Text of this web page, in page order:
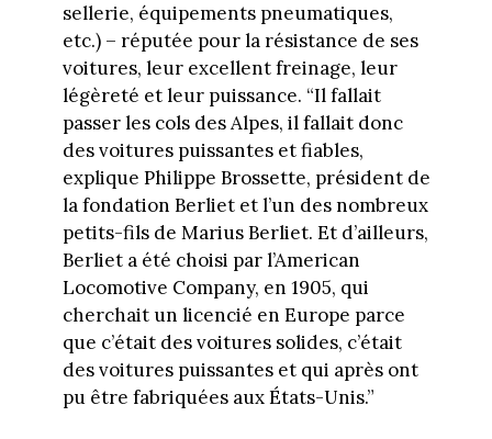
sellerie, équipements pneumatiques,
etc.) – réputée pour la résistance de ses
voitures, leur excellent freinage, leur
légèreté et leur puissance. “Il fallait
passer les cols des Alpes, il fallait donc
des voitures puissantes et fiables,
explique Philippe Brossette, président de
la fondation Berliet et l’un des nombreux
petits-fils de Marius Berliet. Et d’ailleurs,
Berliet a été choisi par l’American
Locomotive Company, en 1905, qui
cherchait un licencié en Europe parce
que c’était des voitures solides, c’était
des voitures puissantes et qui après ont
pu être fabriquées aux États-Unis.”